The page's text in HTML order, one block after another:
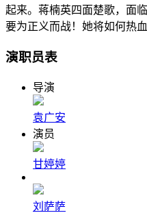
起来。蒋楠英四面楚歌，面
要为正义而战！她将如何热
演职员表
导演
袁广安
演员
甘婷婷
刘萨萨